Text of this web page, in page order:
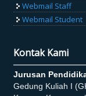
Webmail Staff
Webmail Student
Kontak Kami
Jurusan
Gedung Kuliah I